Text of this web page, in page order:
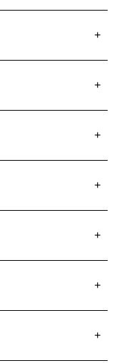
+
+
+
+
+
+
+